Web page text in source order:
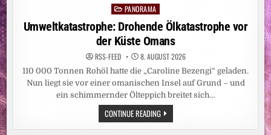
WENN
MAN
SICH
EINE
WASCHMASCHINE
KAUFT“
Posted
in
PANORAMA
Umweltkatastrophe: Drohende Ölkatastrophe vor
der Küste Omans
RSS-FEED 8. AUGUST 2026
110 000 Tonnen Rohöl hatte die „Caroline Bezengi“ geladen.
Nun liegt sie vor einer omanischen Insel auf Grund – und
ein schimmernder Ölteppich breitet sich…
CONTINUE READINGUMWELTKATASTROPHE:
DROHENDE
ÖLKATASTROPHE